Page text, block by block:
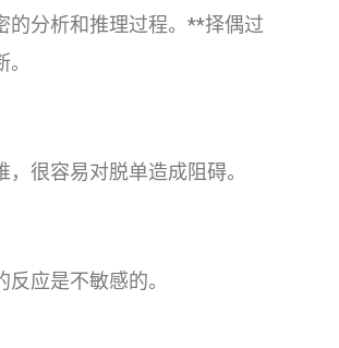
的分析和推理过程。**择偶过
很容易对脱单造成阻碍。
应是不敏感的。